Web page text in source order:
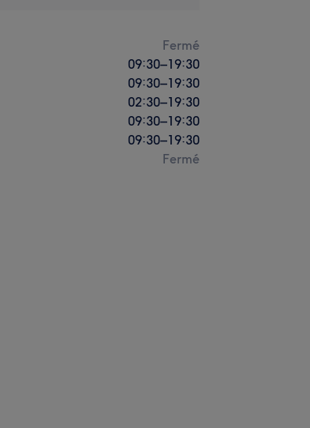
Fermé
09:30–19:30
09:30–19:30
02:30–19:30
09:30–19:30
09:30–19:30
Fermé